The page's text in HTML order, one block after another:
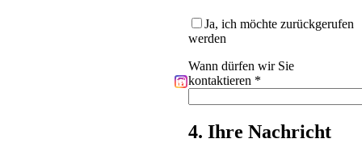
Ja, ich möchte zurückgerufen
werden
Wann dürfen wir Sie
kontaktieren *
4. Ihre Nachricht